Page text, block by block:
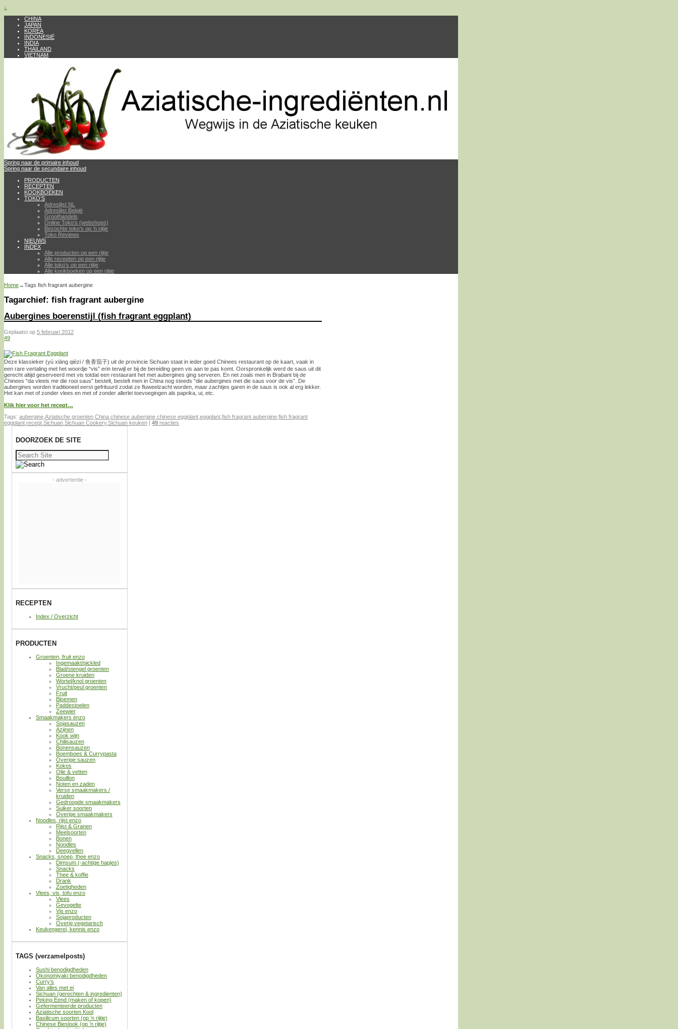
↓
CHINA
JAPAN
KOREA
INDONESIË
INDIA
THAILAND
VIETNAM
Spring naar de primaire inhoud
Spring naar de secundaire inhoud
PRODUCTEN
RECEPTEN
KOOKBOEKEN
TOKO’S
Adreslijst NL
Adreslijst België
Groothandels
Online Toko’s (webshops)
Bezochte toko’s op ’n rijtje
Toko Reviews
NIEUWS
INDEX
Alle producten op een rijtje
Alle recepten op een rijtje
Alle toko’s op een rijtje
Alle kookboeken op een rijtje
Home→Tags fish fragrant aubergine
Tagarchief: fish fragrant aubergine
Aubergines boerenstijl (fish fragrant eggplant)
Geplaatst op 5 februari 2012
49
Deze klassieker (yú xiāng qiézi / 鱼香茄子) uit de provincie Sichuan staat in ieder goed Chinees restaurant op de kaart, vaak in
een rare vertaling met het woordje “vis” erin terwijl er bij de bereiding geen vis aan te pas komt. Oorspronkelijk werd de saus uit dit
gerecht altijd geserveerd met vis totdat een restaurant het met aubergines ging serveren. En net zoals men in Brabant bij de
Chinees “da vleeis me die rooi saus” bestelt, bestelt men in China nog steeds “die aubergines met die saus voor de vis”. De
aubergines worden traditioneel eerst gefrituurd zodat ze fluweelzacht worden, maar zachtjes garen in de saus is ook al erg lekker.
Het kan met of zonder vlees en met of zonder allerlei toevoegingen als paprika, ui, etc.
Klik hier voor het recept…
Tags: aubergine Aziatische groenten China chinese aubergine chinese eggplant eggplant fish fragrant aubergine fish fragrant
eggplant recept Sichuan Sichuan Cookery,Sichuan keuken | 49 reacties
DOORZOEK DE SITE
Zoeken
naar:
- advertentie -
RECEPTEN
Index / Overzicht
PRODUCTEN
Groenten, fruit enzo
Ingemaakt/pickled
Blad/stengel groenten
Groene kruiden
Wortel/knol groenten
Vrucht/peul groenten
Fruit
Bloemen
Paddestoelen
Zeewier
Smaakmakers enzo
Sojasauzen
Azijnen
Kook wijn
Chilisauzen
Bonensauzen
Boemboes & Currypasta
Overige sauzen
Kokos
Olie & vetten
Bouillon
Noten en zaden
Verse smaakmakers /
kruiden
Gedroogde smaakmakers
Suiker soorten
Overige smaakmakers
Noodles, rijst enzo
Rijst & Granen
Meelsoorten
Bonen
Noodles
Deegvellen
Snacks, snoep, thee enzo
Dimsum (-achtige hapjes)
Snacks
Thee & koffie
Drank
Zoetigheden
Vlees, vis, tofu enzo
Vlees
Gevogelte
Vis enzo
Sojaproducten
Overig vegetarisch
Keukengerei, kennis enzo
TAGS (verzamelposts)
Sushi benodigdheden
Okonomiyaki benodigdheden
Curry’s
Van alles met ei
Sichuan (gerechten & ingredienten)
Peking Eend (maken of kopen)
Gefermenteerde producten
Aziatische soorten Kool
Basilicum soorten (op ’n rijtje)
Chinese Bieslook (op ’n rijtje)